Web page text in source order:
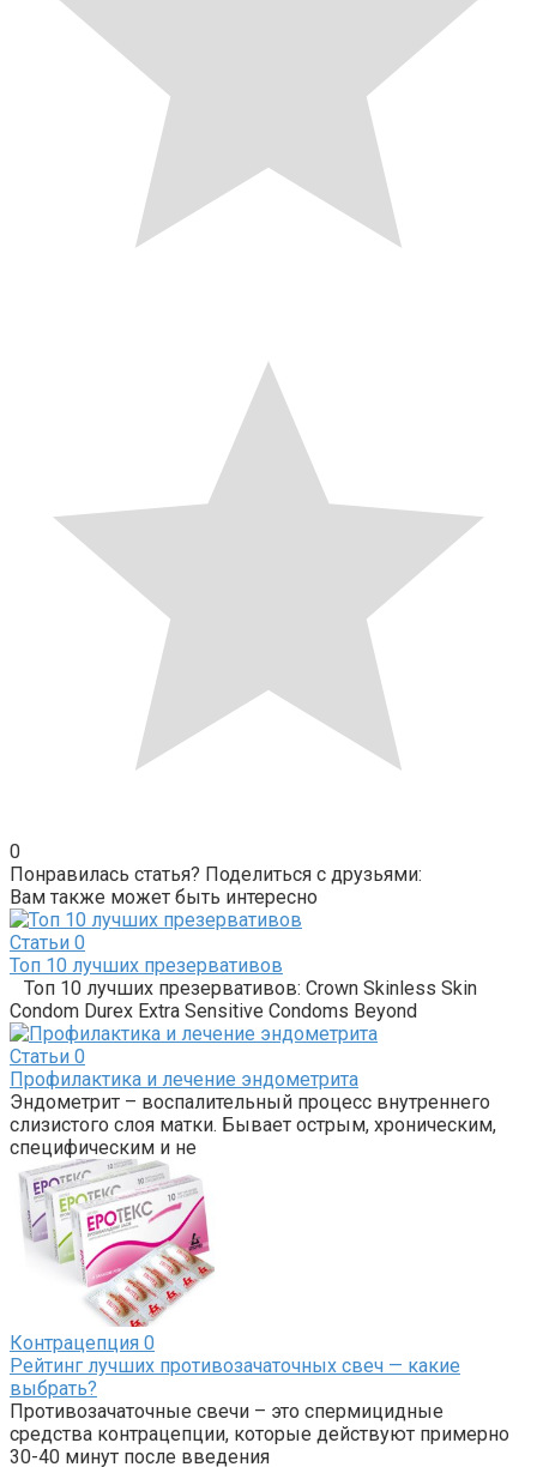
0
Понравилась статья? Поделиться с друзьями:
Вам также может быть интересно
Статьи 0
Топ 10 лучших презервативов
Топ 10 лучших презервативов: Crown Skinless Skin
Condom Durex Extra Sensitive Condoms Beyond
Статьи 0
Профилактика и лечение эндометрита
Эндометрит – воспалительный процесс внутреннего
слизистого слоя матки. Бывает острым, хроническим,
специфическим и не
Контрацепция 0
Рейтинг лучших противозачаточных свеч — какие
выбрать?
Противозачаточные свечи – это спермицидные
средства контрацепции, которые действуют примерно
30-40 минут после введения